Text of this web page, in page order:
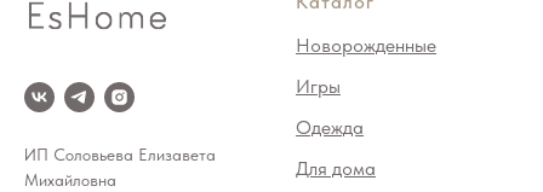
ИП Соловьева Елизавета
Михайловна
Новорожденные
Игры
Одежда
Для дома